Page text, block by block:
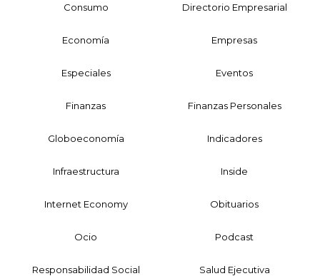
Consumo Directorio Empresarial
Economía Empresas
Especiales Eventos
Finanzas Finanzas Personales
Globoeconomía Indicadores
Infraestructura Inside
Internet Economy Obituarios
Ocio Podcast
Responsabilidad Social Salud Ejecutiva